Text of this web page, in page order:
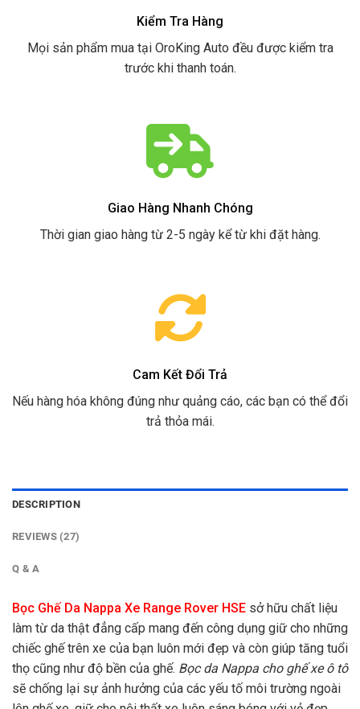
Kiểm Tra Hàng
Mọi sản phẩm mua tại OroKing Auto đều được kiểm tra
trước khi thanh toán.
Giao Hàng Nhanh Chóng
Thời gian giao hàng từ 2-5 ngày kể từ khi đặt hàng.
Cam Kết Đổi Trả
Nếu hàng hóa không đúng như quảng cáo, các bạn có thể đổi
trả thỏa mái.
DESCRIPTION
REVIEWS (27)
Q & A
Bọc Ghế Da Nappa Xe Range Rover HSE sở hữu chất liệu
làm từ da thật đẳng cấp mang đến công dụng giữ cho những
chiếc ghế trên xe của bạn luôn mới đẹp và còn giúp tăng tuổi
thọ cũng như độ bền của ghế. Bọc da Nappa cho ghế xe ô tô
sẽ chống lại sự ảnh hưởng của các yếu tố môi trường ngoài